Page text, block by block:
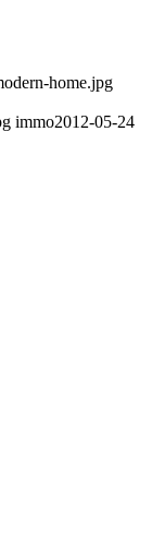
home.jpg
immo2012-05-24